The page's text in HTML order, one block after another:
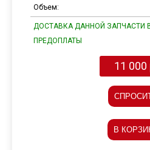
Объем:
ДОСТАВКА ДАННОЙ ЗАПЧАСТИ
ПРЕДОПЛАТЫ
11 000
В